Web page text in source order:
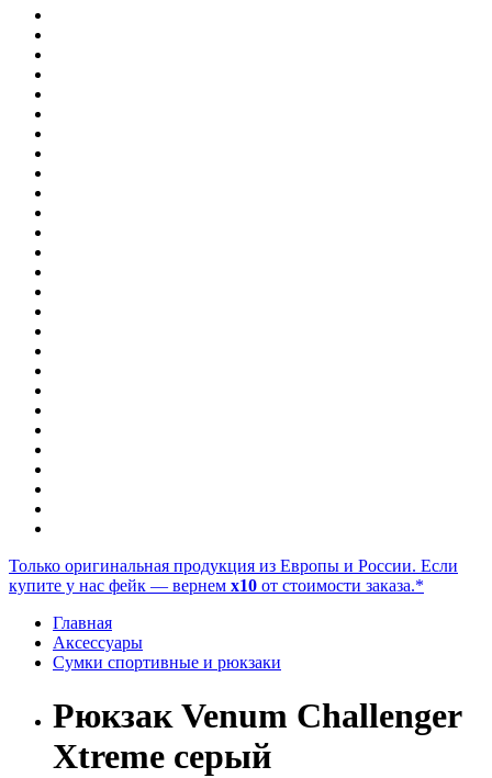
Только оригинальная продукция из Европы и России. Если
купите у нас фейк — вернем x10 от стоимости заказа.*
Главная
Аксессуары
Сумки спортивные и рюкзаки
Рюкзак Venum Challenger
Xtreme серый